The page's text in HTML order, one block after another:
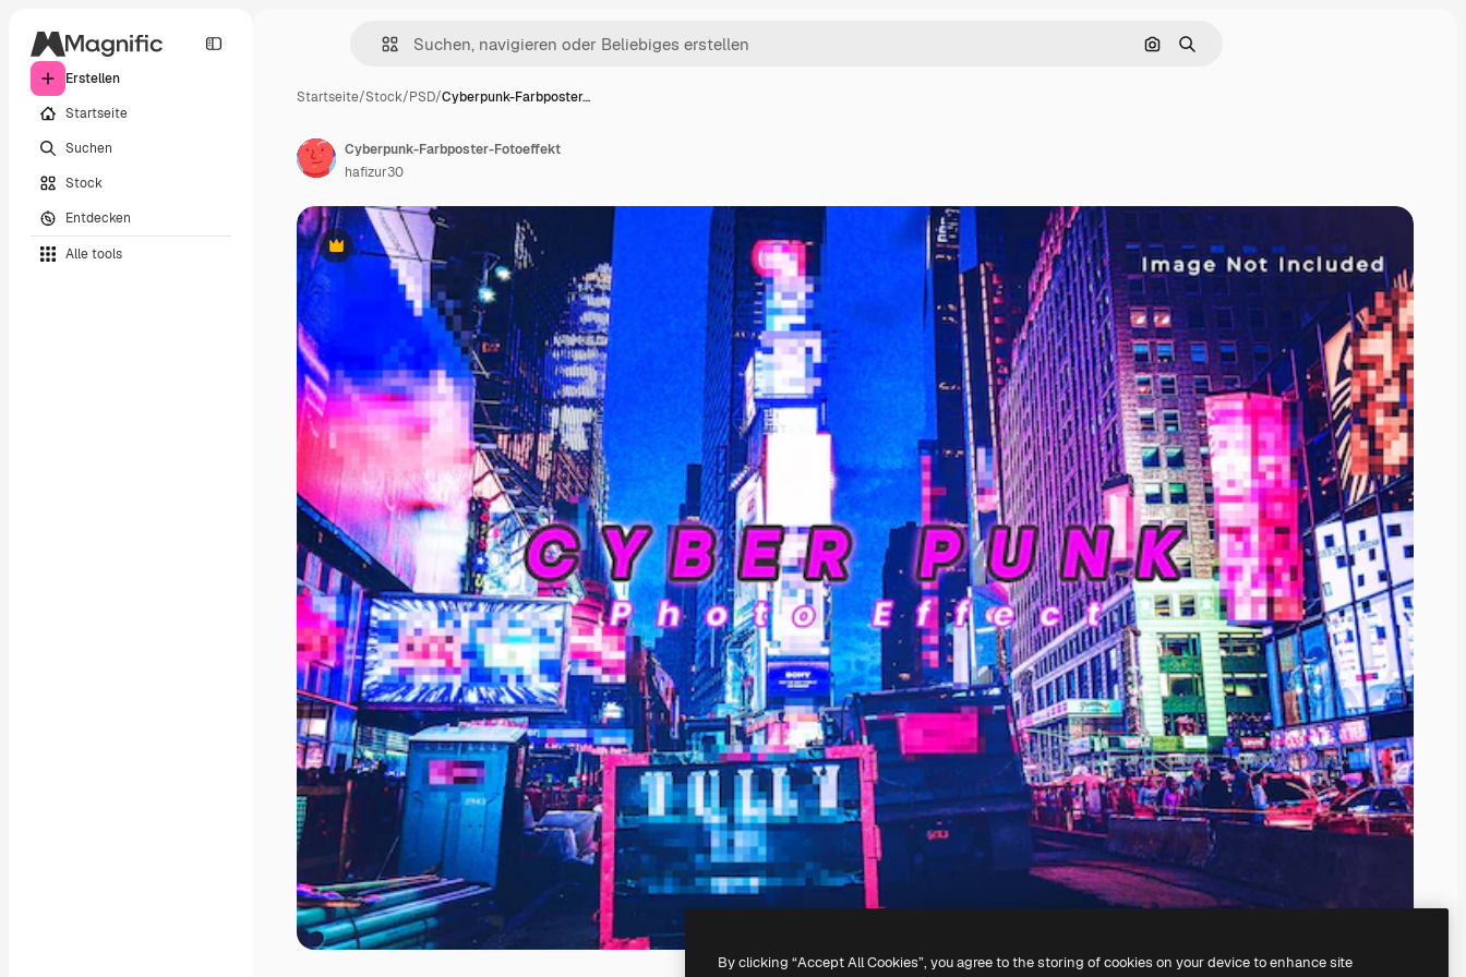
Erstellen
Startseite
Suchen
Stock
Entdecken
Alle tools
Nach Bild suchen
Suchen
Startseite/Stock/PSD/Cyberpunk-Farbposter…
Premium
Cyberpunk-Farbposter-Fotoeffekt
hafizur30
By clicking “Accept All Cookies”, you agree to the storing of cookies on your device to enhance site